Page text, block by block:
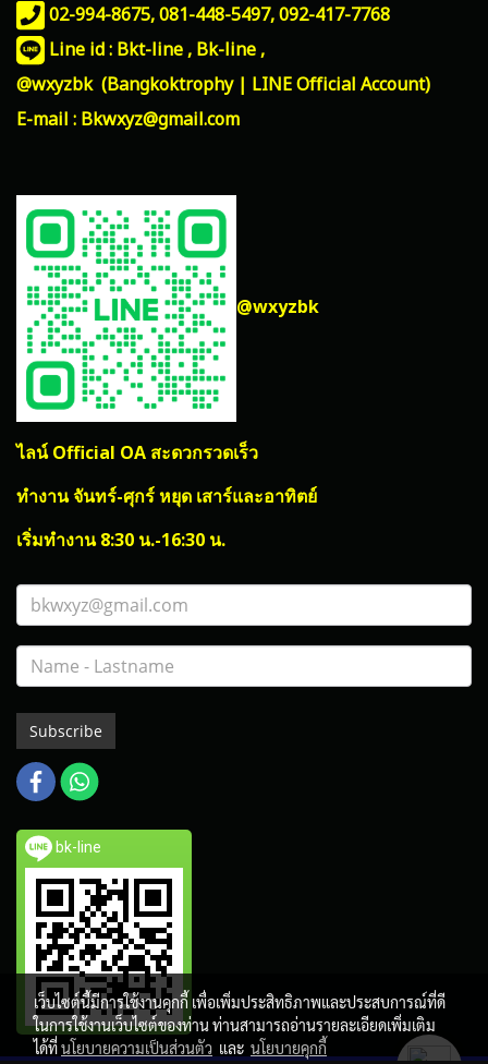
02-994-8675, 081-448-5497,092-417-7768
Line id : Bkt-line , Bk-line ,
@wxyzbk (Bangkoktrophy | LINE Official Account)
E-mail : Bkwxyz@gmail.com
@wxyzbk
ไลน์ Official OA สะดวกรวดเร็ว
ทำงาน จันทร์-ศุกร์ หยุด เสาร์และอาทิตย์
เริ่มทำงาน 8:30 น.-16:30 น.
Subscribe
bk-line
เว็บไซต์นี้มีการใช้งานคุกกี้ เพื่อเพิ่มประสิทธิภาพและประสบการณ์ที่ดี
ในการใช้งานเว็บไซต์ของท่าน ท่านสามารถอ่านรายละเอียดเพิ่มเติม
ได้ที่นโยบายความเป็นส่วนตัว และ นโยบายคุกกี้